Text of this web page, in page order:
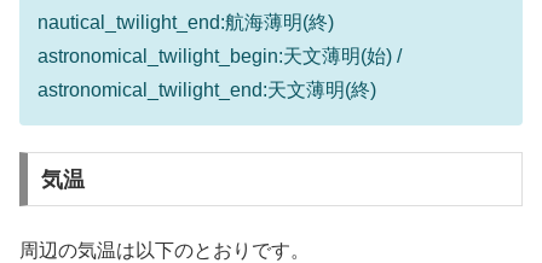
nautical_twilight_end:航海薄明(終)
astronomical_twilight_begin:天文薄明(始) /
astronomical_twilight_end:天文薄明(終)
気温
周辺の気温は以下のとおりです。